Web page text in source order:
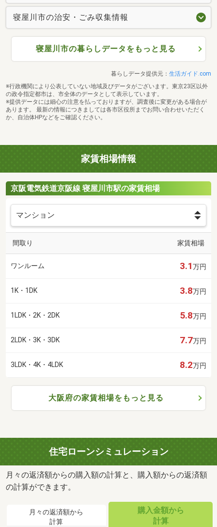
寝屋川市の治安・ごみ収集情報
寝屋川市の暮らしデータをもっと見る
暮らしデータ提供元： 生活ガイド.com
※行政機関により公表していない地域及びデータがございます。東京23区以外
の政令指定都市は、市全体のデータとして表示しています。
※提供データには細心の注意を払っておりますが、調査後に変更がある場合が
あります。 最新の情報につきましては各市区役所までお問い合わせいただく
か、自治体HPなどをご確認ください。
家賃相場情報
京阪電気鉄道京阪線 寝屋川市駅の家賃相場
間取り 家賃相場
ワンルーム 3.1万円
1K・1DK 3.8万円
1LDK・2K・2DK 5.8万円
2LDK・3K・3DK 7.7万円
3LDK・4K・4LDK 8.2万円
大阪府の家賃相場をもっと見る
住宅ローンシミュレーション
月々の返済額からの購入額の計算と、購入額からの返済額
の計算ができます。
月々の返済額から
計算
購入金額から
計算